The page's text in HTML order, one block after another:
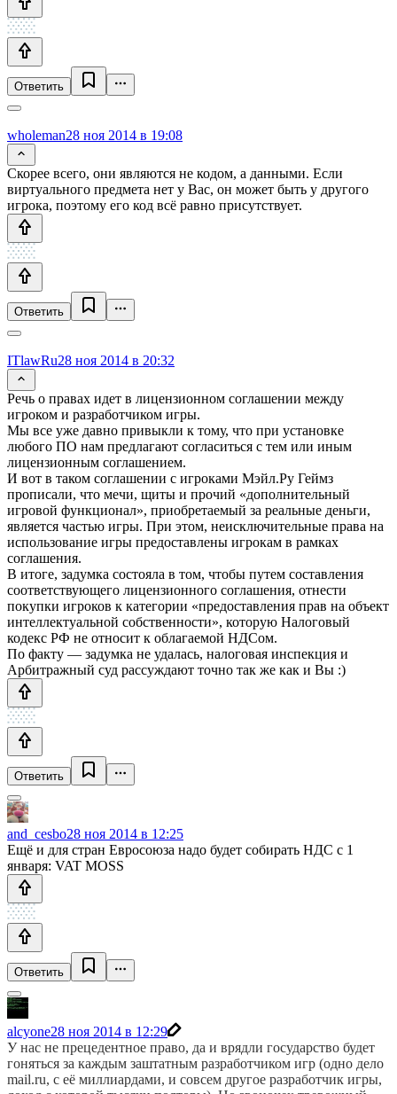
Ответить
wholeman28 ноя 2014 в 19:08
Скорее всего, они являются не кодом, а данными. Если
виртуального предмета нет у Вас, он может быть у другого
игрока, поэтому его код всё равно присутствует.
Ответить
ITlawRu28 ноя 2014 в 20:32
Речь о правах идет в лицензионном соглашении между
игроком и разработчиком игры.
Мы все уже давно привыкли к тому, что при установке
любого ПО нам предлагают согласиться с тем или иным
лицензионным соглашением.
И вот в таком соглашении с игроками Мэйл.Ру Геймз
прописали, что мечи, щиты и прочий «дополнительный
игровой функционал», приобретаемый за реальные деньги,
является частью игры. При этом, неисключительные права на
использование игры предоставлены игрокам в рамках
соглашения.
В итоге, задумка состояла в том, чтобы путем составления
соответствующего лицензионного соглашения, отнести
покупки игроков к категории «предоставления прав на объект
интеллектуальной собственности», которую Налоговый
кодекс РФ не относит к облагаемой НДСом.
По факту — задумка не удалась, налоговая инспекция и
Арбитражный суд рассуждают точно так же как и Вы :)
Ответить
and_cesbo28 ноя 2014 в 12:25
Ещё и для стран Евросоюза надо будет собирать НДС с 1
января: VAT MOSS
Ответить
alcyone28 ноя 2014 в 12:29
У нас не прецедентное право, да и врядли государство будет
гоняться за каждым заштатным разработчиком игр (одно дело
mail.ru, с её миллиардами, и совсем другое разработчик игры,